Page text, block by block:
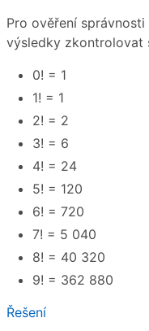
Pro ověření
výsledky zkontrolovat
0! = 1
1! = 1
2! = 2
3! = 6
4! = 24
5! = 120
6! = 720
7! = 5 040
8! = 40 320
9! = 362 880
Řešení